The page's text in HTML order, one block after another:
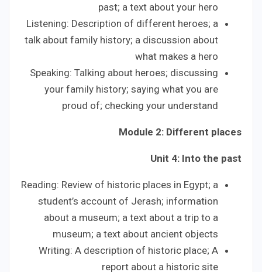
past; a text about your hero
Listening: Description of different heroes; a
talk about family history; a discussion about
what makes a hero
Speaking: Talking about heroes; discussing
your family history; saying what you are
proud of; checking your understand
Module 2: Different places
Unit 4: Into the past
Reading: Review of historic places in Egypt; a
student’s account of Jerash; information
about a museum; a text about a trip to a
museum; a text about ancient objects
Writing: A description of historic place; A
report about a historic site